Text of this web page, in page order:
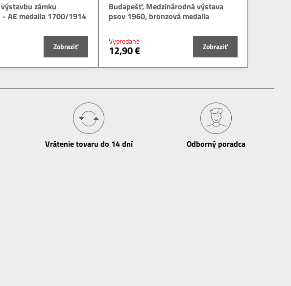
zámku
AE medaila 1700/1914
Zobraziť
Budapešť, Medzinárodná výstava
psov 1960, bronzová medaila
Vypredané
12,90 € Zobraziť
Vrátenie tovaru do 14 dní Odborný poradca